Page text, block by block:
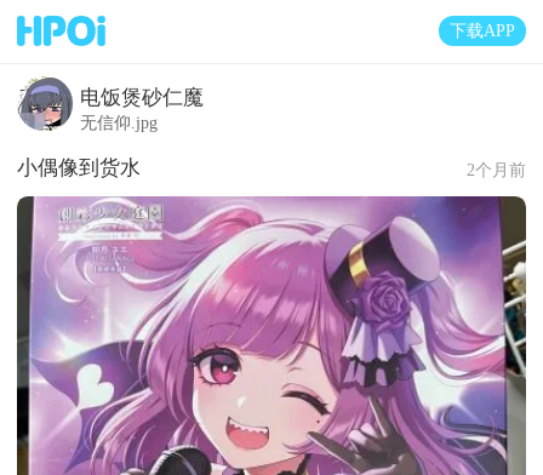
下载APP
电饭煲砂仁魔
无信仰.jpg
小偶像到货水 2个月前